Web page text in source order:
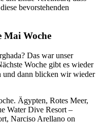
bevorstehenden
Mai Woche
Das war unser
Woche gibt es wieder
und dann blicken wir wieder
Ägypten, Rotes Meer,
Water Dive Resort –
Narciso Arellano on